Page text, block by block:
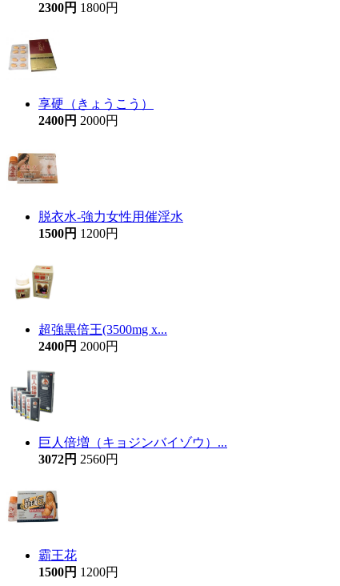
2300円 1800円
享硬（きょうこう）
2400円 2000円
脱衣水-強力女性用催淫水
1500円 1200円
超強黒倍王(3500mg x...
2400円 2000円
巨人倍増（キョジンバイゾウ）...
3072円 2560円
霸王花
1500円 1200円